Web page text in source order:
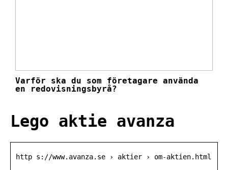
Varför ska du som företagare använda
en redovisningsbyrå?
Lego aktie avanza
http s://www.avanza.se › aktier › om-aktien.html